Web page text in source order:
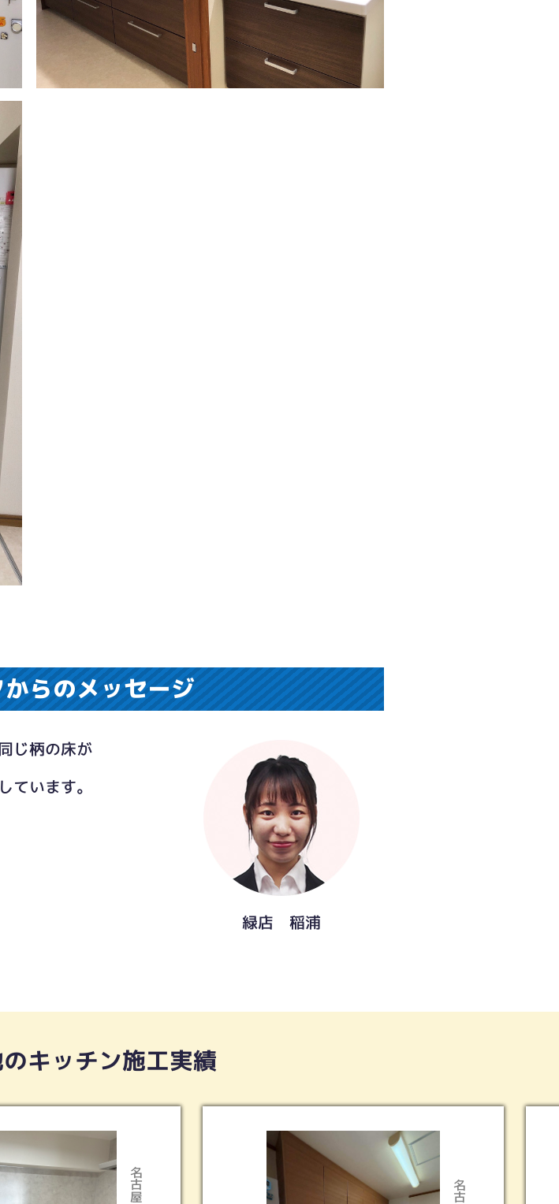
らのメッセージ
じ柄の床が
ています。
緑店 稲浦
キッチン施工実績